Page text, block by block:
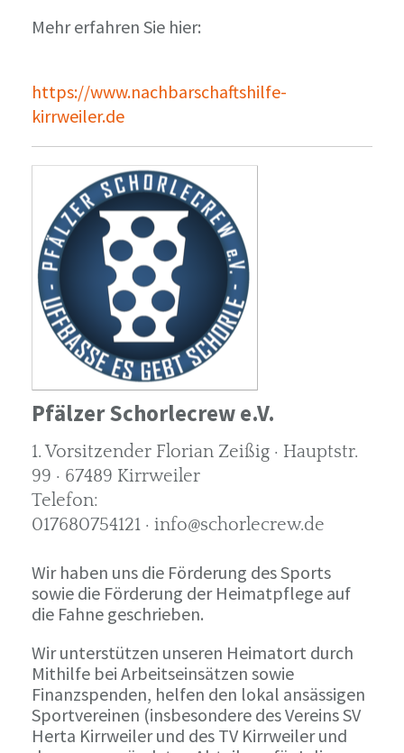
Mehr erfahren Sie hier:
https://www.nachbarschaftshilfe-
kirrweiler.de
Pfälzer Schorlecrew e.V.
1. Vorsitzender Florian Zeißig · Hauptstr.
99 · 67489 Kirrweiler
Telefon:
017680754121 · info@schorlecrew.de
Wir haben uns die Förderung des Sports
sowie die Förderung der Heimatpflege auf
die Fahne geschrieben.
Wir unterstützen unseren Heimatort durch
Mithilfe bei Arbeitseinsätzen sowie
Finanzspenden, helfen den lokal ansässigen
Sportvereinen (insbesondere des Vereins SV
Herta Kirrweiler und des TV Kirrweiler und